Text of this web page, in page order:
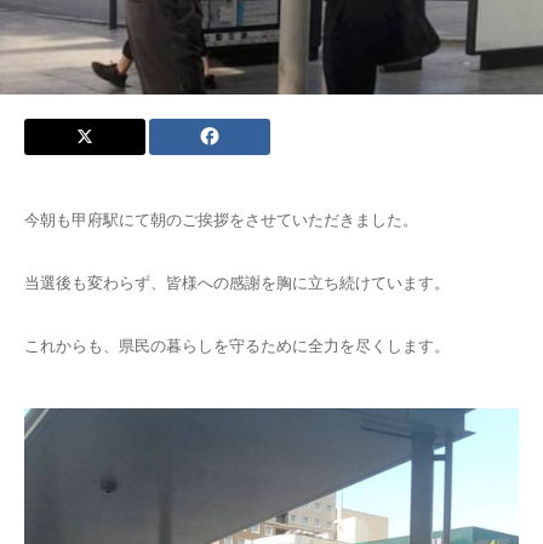
今朝も甲府駅にて朝のご挨拶をさせていただきました。
当選後も変わらず、皆様への感謝を胸に立ち続けています。
これからも、県民の暮らしを守るために全力を尽くします。